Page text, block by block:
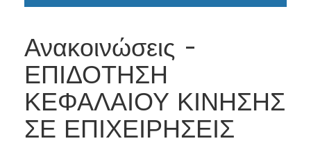
Ανακοινώσεις -
ΕΠΙΔΟΤΗΣΗ
ΚΕΦΑΛΑΙΟΥ ΚΙΝΗΣΗΣ
ΣΕ ΕΠΙΧΕΙΡΗΣΕΙΣ